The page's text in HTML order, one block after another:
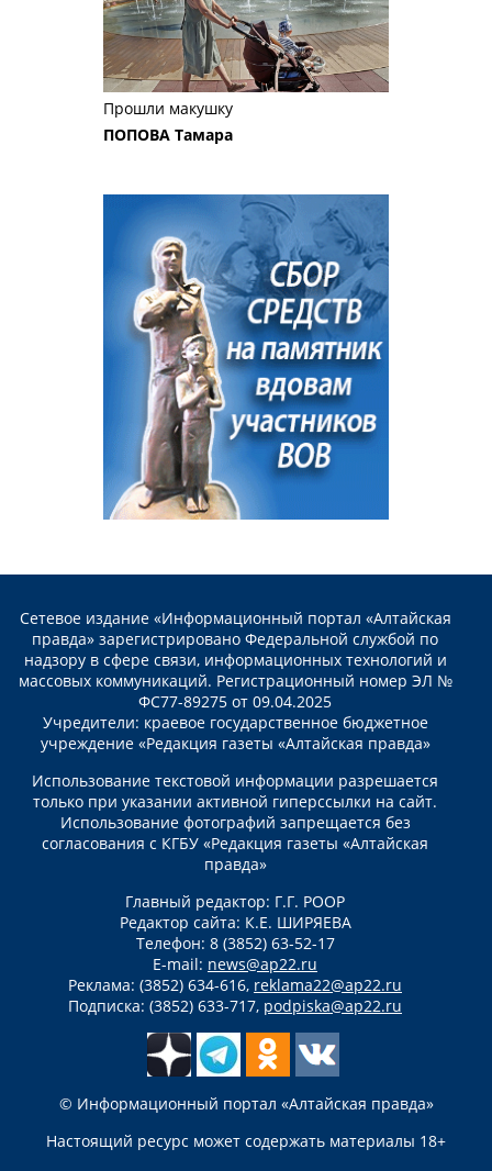
Прошли макушку
ПОПОВА Тамара
Сетевое издание «Информационный портал «Алтайская
правда» зарегистрировано Федеральной службой по
надзору в сфере связи, информационных технологий и
массовых коммуникаций. Регистрационный номер ЭЛ №
ФС77-89275 от 09.04.2025
Учредители: краевое государственное бюджетное
учреждение «Редакция газеты «Алтайская правда»
Использование текстовой информации разрешается
только при указании активной гиперссылки на сайт.
Использование фотографий запрещается без
согласования с КГБУ «Редакция газеты «Алтайская
правда»
Главный редактор: Г.Г. РООР
Редактор сайта: К.Е. ШИРЯЕВА
Телефон: 8 (3852) 63-52-17
E-mail: news@ap22.ru
Реклама: (3852) 634-616, reklama22@ap22.ru
Подписка: (3852) 633-717, podpiska@ap22.ru
© Информационный портал «Алтайская правда»
Настоящий ресурс может содержать материалы 18+